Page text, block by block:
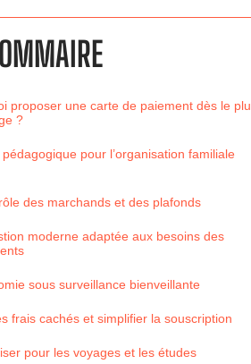
proposer une carte de paiement dès le
?
pour l’organisation familiale
des marchands et des plafonds
moderne adaptée aux besoins des
sous surveillance bienveillante
frais cachés et simplifier la souscription
pour les voyages et les études